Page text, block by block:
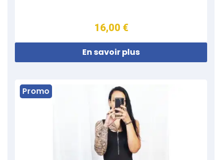
16,00 €
En savoir plus
Promo